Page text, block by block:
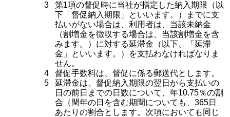
3 第1項の督促時に当社が指定した納入期限（以
下「督促納入期限」といいます。）までに支
払いがない場合は、利用者は、当該未納金
（割増金を徴収する場合は、当該割増金を含
みます。）に対する延滞金（以下、「延滞
金」といいます。）を支払わなければなりま
せん。
4 督促手数料は、督促に係る郵送代とします。
5 延滞金は、督促納入期限の翌日から支払いの
日の前日までの日数について、年10.75％の割
合（閏年の日を含む期間についても、365日
あたりの割合とします。次項においても同じ